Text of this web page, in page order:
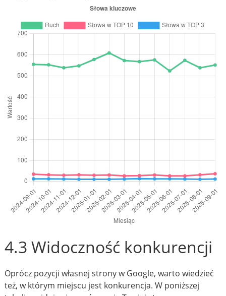
4.3 Widoczność konkurencji
Oprócz pozycji własnej strony w Google, warto wiedzieć
też, w którym miejscu jest konkurencja. W poniższej